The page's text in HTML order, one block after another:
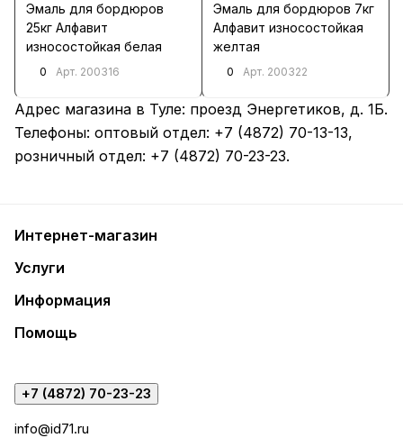
Эмаль для бордюров
25кг Алфавит
износостойкая белая
0 Арт. 200316
Эмаль для бордюров 7кг
Алфавит износостойкая
желтая
0 Арт. 200322
Адрес магазина в Туле: проезд Энергетиков, д. 1Б.
Телефоны: оптовый отдел: +7 (4872) 70-13-13,
розничный отдел: +7 (4872) 70-23-23.
Интернет-магазин
Услуги
Информация
Помощь
+7 (4872) 70-23-23
info@id71.ru